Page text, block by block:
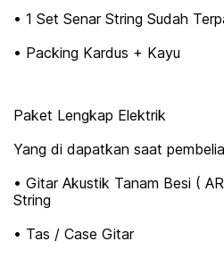
• 1 Set Senar String Sudah
• Packing Kardus + Kayu
Paket Lengkap Elektrik
Yang di dapatkan saat
• Gitar Akustik Tanam Besi (
String
• Tas / Case Gitar